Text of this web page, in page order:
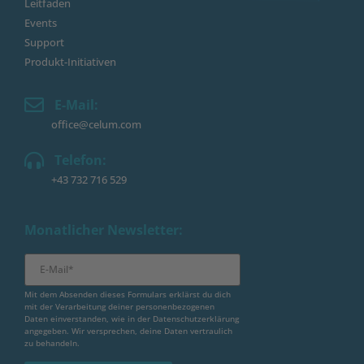
Leitfaden
Events
Support
Produkt-Initiativen
E-Mail:
office@celum.com
Telefon:
+43 732 716 529
Monatlicher Newsletter:
Mit dem Absenden dieses Formulars erklärst du dich
mit der Verarbeitung deiner personenbezogenen
Daten einverstanden, wie in der Datenschutzerklärung
angegeben. Wir versprechen, deine Daten vertraulich
zu behandeln.